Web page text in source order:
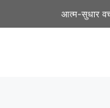
आत्म-सुधार